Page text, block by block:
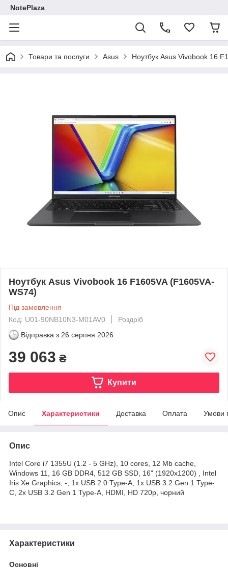
NotePlaza
Товари та послуги Asus Ноутбук Asus Vivobook 16
Ноутбук Asus Vivobook 16 F1605VA (F1605VA-
WS74)
Під замовлення
Код: U01-90NB10N3-M01AV0
Роздріб
Відправка з 26 серпня 2026
39 063 ₴
Купити
Опис Характеристики Доставка Оплата Умови
Опис
Intel Core i7 1355U (1.2 - 5 GHz), 10 cores, 12 Mb cache,
Windows 11, 16 GB DDR4, 512 GB SSD, 16" (1920x1200) , Intel
Iris Xe Graphics, -, 1x USB 2.0 Type-A, 1x USB 3.2 Gen 1 Type-
C, 2x USB 3.2 Gen 1 Type-A, HDMI, HD 720p, чорний
Характеристики
Основні